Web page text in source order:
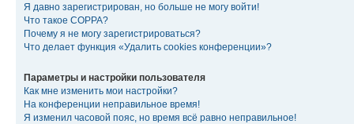
Я давно зарегистрирован, но больше не могу войти!
Что такое COPPA?
Почему я не могу зарегистрироваться?
Что делает функция «Удалить cookies конференции»?
Параметры и настройки пользователя
Как мне изменить мои настройки?
На конференции неправильное время!
Я изменил часовой пояс, но время всё равно неправильное!